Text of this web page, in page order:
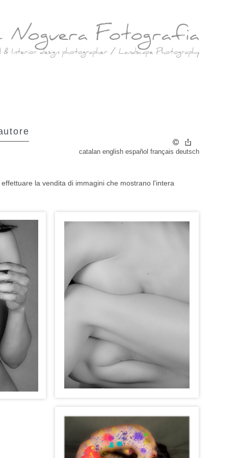
catalan english español français deutsch
la vendita di immagini che mostrano l'intera